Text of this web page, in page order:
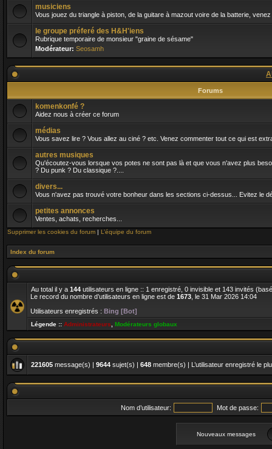
musiciens
Vous jouez du triangle à piston, de la guitare à mazout voire de la batterie,
le groupe préferé des H&H'iens
Rubrique temporaire de monsieur "graine de sésame"
Modérateur: Seosamh
Forums
komenkonfé ?
Aidez nous à créer ce forum
médias
Vous savez lire ? Vous allez au ciné ? etc. Venez commenter tout ce qui est
autres musiques
Qu'écoutez-vous lorsque vos potes ne sont pas là et que vous n'avez plus
? Du punk ? Du classique ?....
divers...
Vous n'avez pas trouvé votre bonheur dans les sections ci-dessus... Evitez le
petites annonces
Ventes, achats, recherches...
Supprimer les cookies du forum | L’équipe du forum
Index du forum
Au total il y a 144 utilisateurs en ligne :: 1 enregistré, 0 invisible et 143 invités
Le record du nombre d’utilisateurs en ligne est de 1673 , le 31 Mar 2026 14:04
Utilisateurs enregistrés : Bing [Bot]
Légende :: Administrateurs Modérateurs globaux
221605 message(s) | 9644 sujet(s) | 648 membre(s) | L’utilisateur enregistré le
Nom d’utilisateur: Mot de passe:
Nouveaux messages